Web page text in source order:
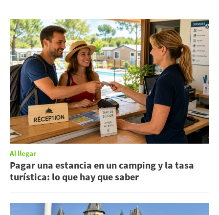
Al llegar
Pagar una estancia en un camping y la tasa
turística: lo que hay que saber